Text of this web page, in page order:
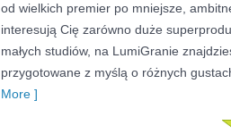
od wielkich premier po mniejsze,
interesują Cię zarówno duże
małych studiów, na LumiGranie
przygotowane z myślą o różnych
More ]